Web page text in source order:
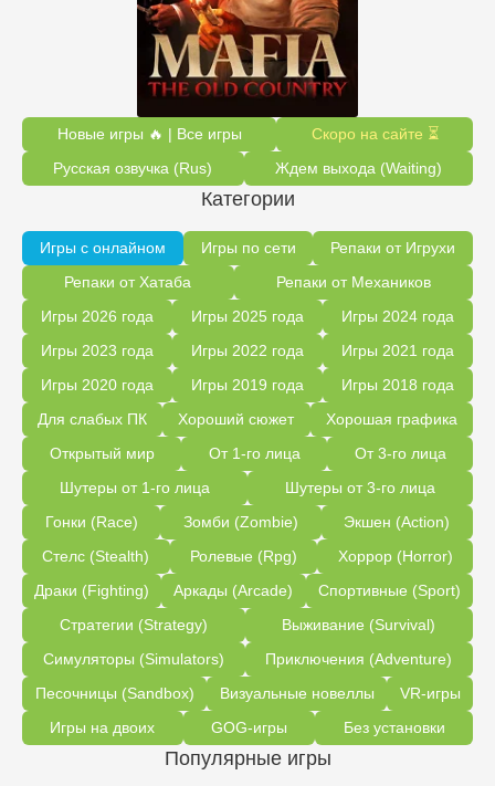
Новые игры 🔥 | Все игры
Скоро на сайте ⏳
Русская озвучка (Rus)
Ждем выхода (Waiting)
Категории
Игры с онлайном Игры по сети
Репаки от Игрухи
Репаки от Хатаба
Репаки от Механиков
Игры 2026 года
Игры 2025 года
Игры 2024 года
Игры 2023 года
Игры 2022 года
Игры 2021 года
Игры 2020 года
Игры 2019 года
Игры 2018 года
Для слабых ПК
Хороший сюжет
Хорошая графика
Открытый мир
От 1-го лица
От 3-го лица
Шутеры от 1-го лица
Шутеры от 3-го лица
Гонки (Race)
Зомби (Zombie)
Экшен (Action)
Стелс (Stealth)
Ролевые (Rpg)
Хоррор (Horror)
Драки (Fighting)
Аркады (Arcade)
Спортивные (Sport)
Стратегии (Strategy)
Выживание (Survival)
Симуляторы (Simulators)
Приключения (Adventure)
Песочницы (Sandbox)
Визуальные новеллы
VR-игры
Игры на двоих
GOG-игры Без установки
Популярные игры